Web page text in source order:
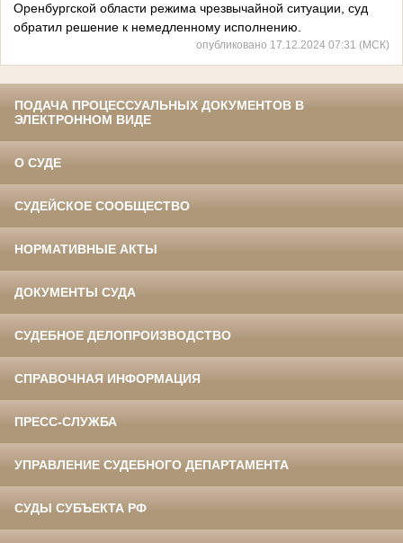
Оренбургской области режима чрезвычайной ситуации, суд
обратил решение к немедленному исполнению.
опубликовано 17.12.2024 07:31 (МСК)
ПОДАЧА ПРОЦЕССУАЛЬНЫХ ДОКУМЕНТОВ В
ЭЛЕКТРОННОМ ВИДЕ
О СУДЕ
СУДЕЙСКОЕ СООБЩЕСТВО
НОРМАТИВНЫЕ АКТЫ
ДОКУМЕНТЫ СУДА
СУДЕБНОЕ ДЕЛОПРОИЗВОДСТВО
СПРАВОЧНАЯ ИНФОРМАЦИЯ
ПРЕСС-СЛУЖБА
УПРАВЛЕНИЕ СУДЕБНОГО ДЕПАРТАМЕНТА
СУДЫ СУБЪЕКТА РФ